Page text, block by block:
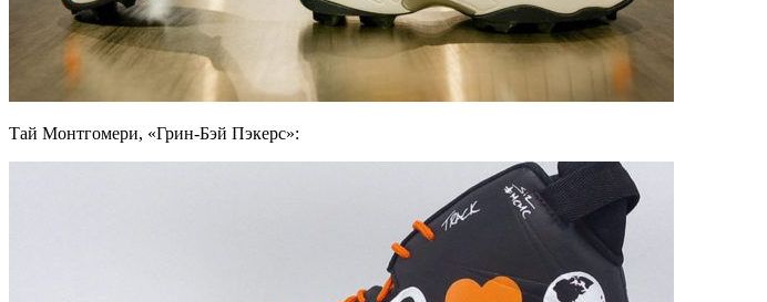
Тай Монтгомери, «Грин-Бэй Пэкерс»: